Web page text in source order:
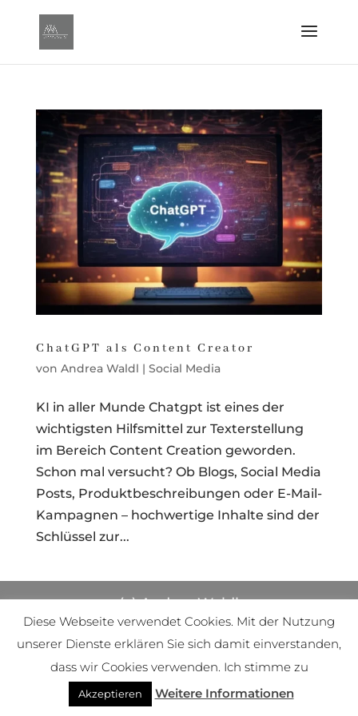
ChatGPT als Content Creator
von Andrea Waldl | Social Media
KI in aller Munde Chatgpt ist eines der
wichtigsten Hilfsmittel zur Texterstellung
im Bereich Content Creation geworden.
Schon mal versucht? Ob Blogs, Social Media
Posts, Produktbeschreibungen oder E-Mail-
Kampagnen – hochwertige Inhalte sind der
Schlüssel zur...
(c) Andrea Waldl
Diese Webseite verwendet Cookies. Mit der Nutzung
unserer Dienste erklären Sie sich damit einverstanden,
dass wir Cookies verwenden. Ich stimme zu
Akzeptieren Weitere Informationen